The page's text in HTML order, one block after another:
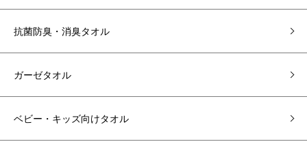
抗菌防臭・消臭タオル
ガーゼタオル
ベビー・キッズ向けタオル